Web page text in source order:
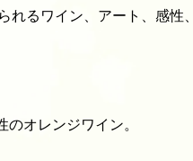
れるワイン、アート、感
オレンジワイン。